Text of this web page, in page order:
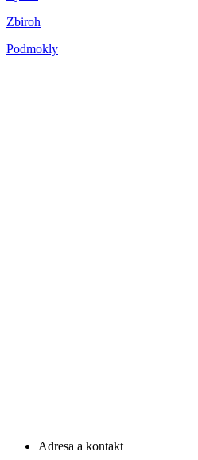
Zbiroh
Podmokly
Adresa a kontakt